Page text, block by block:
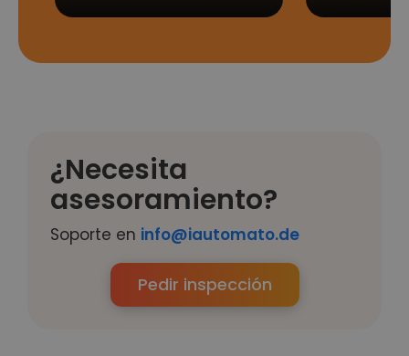
¿Necesita
asesoramiento?
Soporte en info@iautomato.de
Pedir inspección